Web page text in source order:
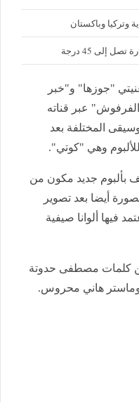
وتركيا وباكستان
إلى 45 درجة
"جوزها" و"خبر
عبر قناته
المختلفة بعد
وهي "كوتي".
بألبوم جديد مكون من
أيضا بعد تصوير
فيها ألوانا صيفية
كلمات مصطفى حدوتة
هاني محروس.